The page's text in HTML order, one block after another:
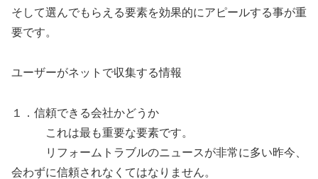
そして選んでもらえる要素を効果的にアピールする事が重
要です。
ユーザーがネットで収集する情報
１．信頼できる会社かどうか
これは最も重要な要素です。
リフォームトラブルのニュースが非常に多い昨今、
会わずに信頼されなくてはなりません。